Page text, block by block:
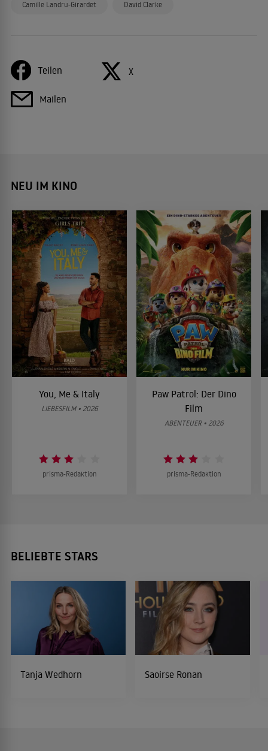
Camille Landru-Girardet David Clarke
Teilen X
Mailen
NEU IM KINO
You, Me & Italy
LIEBESFILM • 2026
prisma-Redaktion
Paw Patrol: Der Dino
Film
ABENTEUER • 2026
prisma-Redaktion
BELIEBTE STARS
Tanja Wedhorn Saoirse Ronan